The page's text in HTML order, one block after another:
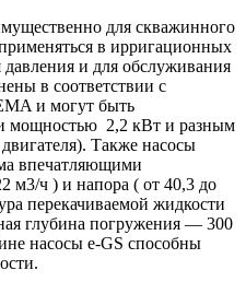
для скважинного
в ирригационных
и для обслуживания
в соответствии с
и могут быть
мощностью 2,2 кВт и разным
Также насосы
впечатляющими
м3/ч ) и напора ( от 40,3 до
перекачиваемой жидкости
глубина погружения — 300
насосы e-GS способны